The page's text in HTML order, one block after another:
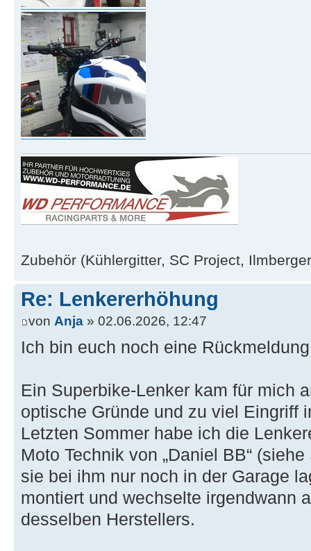
Zubehör (Kühlergitter, SC Project,
Re: Lenkererhöhung
von Anja » 02.06.2026, 12:47
Ich bin euch noch eine
Ein Superbike-Lenker kam für mich
optische Gründe und zu viel Eingriff
Letzten Sommer habe ich die
Moto Technik von „Daniel BB“
sie bei ihm nur noch in der Garage
montiert und wechselte irgendwann
desselben Herstellers.